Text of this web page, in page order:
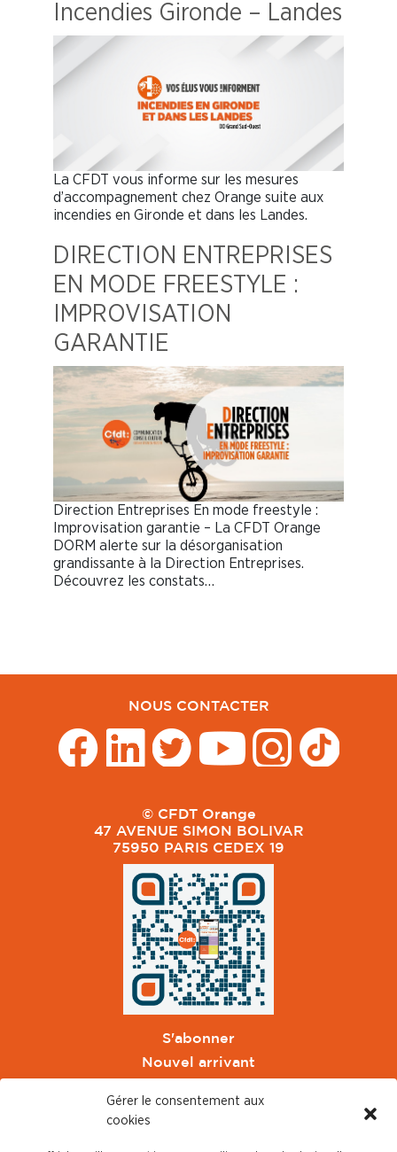
Gérer le consentement aux
cookies
Incendies Gironde – Landes
La CFDT vous informe sur les mesures
d’accompagnement chez Orange suite aux
incendies en Gironde et dans les Landes.
DIRECTION ENTREPRISES
EN MODE FREESTYLE :
IMPROVISATION
GARANTIE
Direction Entreprises En mode freestyle :
Improvisation garantie – La CFDT Orange
DORM alerte sur la désorganisation
grandissante à la Direction Entreprises.
Découvrez les constats…
NOUS CONTACTER
© CFDT Orange
47 AVENUE SIMON BOLIVAR
75950 PARIS CEDEX 19
S'abonner
Nouvel arrivant